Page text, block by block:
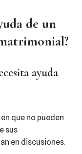
de un
ayuda
que no pueden
sus
en discusiones.